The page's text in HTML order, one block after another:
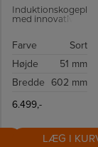
med innovativ
powerBoost-
powerMove Plus
Plus.
Farve
Sort
Højde
51 mm
Bredde 602 mm
6.499,-
LÆG I